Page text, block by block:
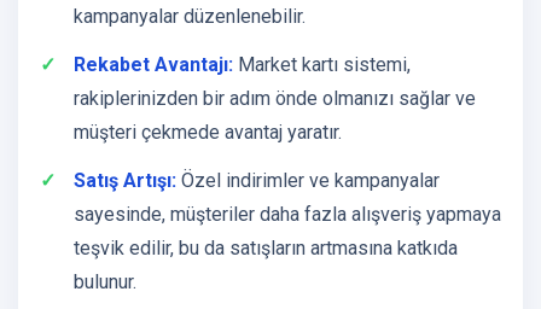
kampanyalar düzenlenebilir.
Rekabet Avantajı: Market kartı sistemi,
rakiplerinizden bir adım önde olmanızı sağlar ve
müşteri çekmede avantaj yaratır.
Satış Artışı: Özel indirimler ve kampanyalar
sayesinde, müşteriler daha fazla alışveriş yapmaya
teşvik edilir, bu da satışların artmasına katkıda
bulunur.